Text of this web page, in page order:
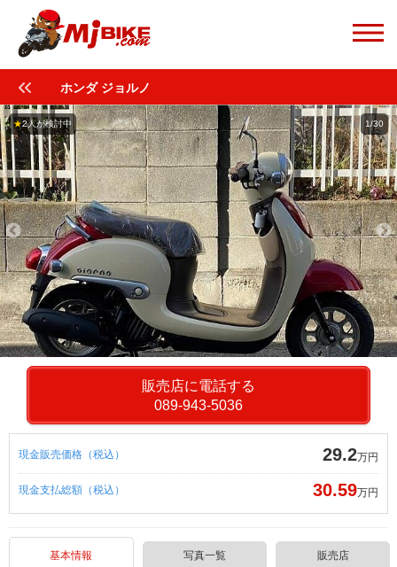
ホンダ ジョルノ
1/30
★2人が検討中
販売店に電話する
089-943-5036
現金販売価格（税込） 29.2万円
現金支払総額（税込） 30.59万円
基本情報 写真一覧 販売店